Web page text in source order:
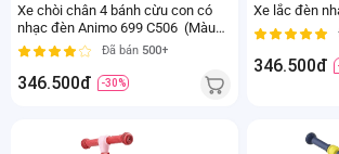
Xe chòi chân 4 bánh cừu con có
nhạc đèn Animo 699 C506 (Màu
be)
Đã bán 500+
346.500đ -30%
Xe lắc đèn
346.500đ